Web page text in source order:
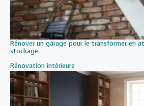
Rénover un garage pour le transformer en
stockage
Par rapport à
Rénovation intérieure